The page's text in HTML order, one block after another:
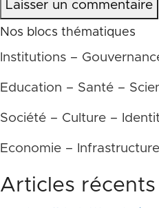
Laisser un commentaire
Nos blocs thématiques
Institutions –
Education – Santé –
Société – Culture –
Economie –
Articles récents